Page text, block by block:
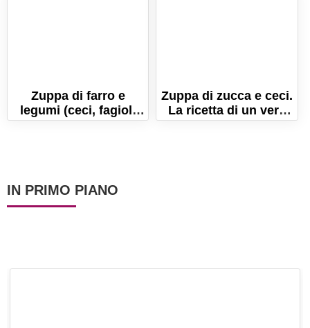
Zuppa di farro e
legumi (ceci, fagioli
cannellini e borlotti).
Zuppa di zucca e ceci.
La ricetta di un vero
comfort food!
IN PRIMO PIANO